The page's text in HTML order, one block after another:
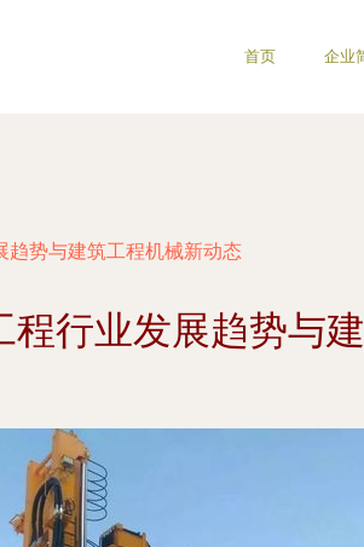
首页 企业
趋势与建筑工程机械新动态
程行业发展趋势与